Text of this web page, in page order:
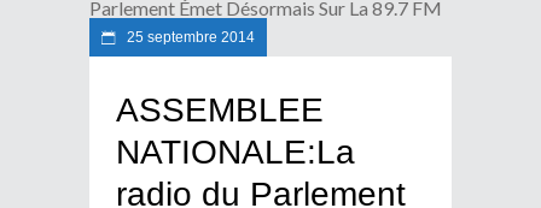
Parlement Émet Désormais Sur La 89.7 FM
25 septembre 2014
ASSEMBLEE
NATIONALE:La
radio du Parlement